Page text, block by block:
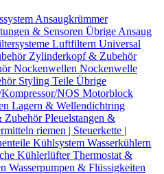
Ansaugkrümmer
& Sensoren Übrige Ansaug
Luftfiltern Universal
Zylinderkopf & Zubehör
Nockenwellen Nockenwelle
Styling Teile Übrige
NOS Motorblock
Lagern & Wellendichtring
ZubehörPleuelstangen &
riemen | Steuerkette |
Kühlsystem Wasserkühlern
KühlerlüfterThermostat &
Wasserpumpen & Flüssigkeiten